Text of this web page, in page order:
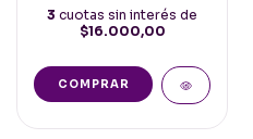
3 cuotas sin interés de
$16.000,00
COMPRAR